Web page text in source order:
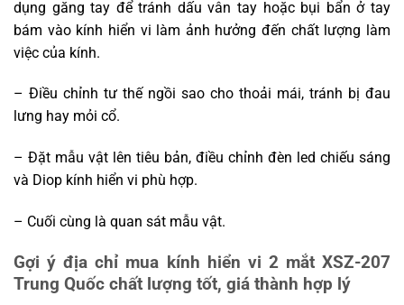
dụng găng tay để tránh dấu vân tay hoặc bụi bẩn ở tay
bám vào kính hiển vi làm ảnh hưởng đến chất lượng làm
việc của kính.
– Điều chỉnh tư thế ngồi sao cho thoải mái, tránh bị đau
lưng hay mỏi cổ.
– Đặt mẫu vật lên tiêu bản, điều chỉnh đèn led chiếu sáng
và Diop kính hiển vi phù hợp.
– Cuối cùng là quan sát mẫu vật.
Gợi ý địa chỉ mua kính hiển vi 2 mắt XSZ-207
Trung Quốc chất lượng tốt, giá thành hợp lý